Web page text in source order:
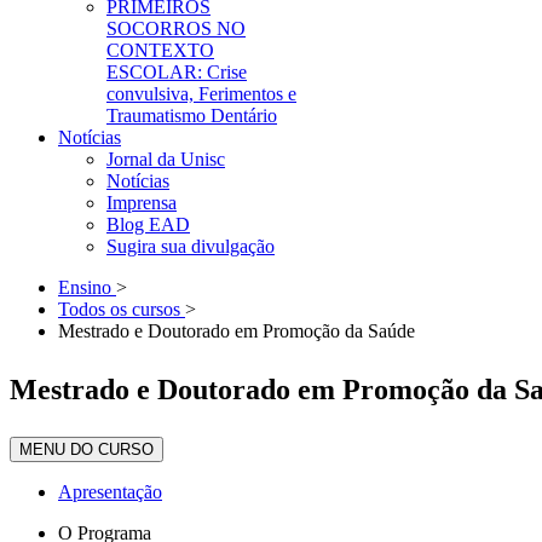
PRIMEIROS
SOCORROS NO
CONTEXTO
ESCOLAR: Crise
convulsiva, Ferimentos e
Traumatismo Dentário
Notícias
Jornal da Unisc
Notícias
Imprensa
Blog EAD
Sugira sua divulgação
Ensino >
Todos os cursos >
Mestrado e Doutorado em Promoção da Saúde
Mestrado e Doutorado em Promoção da
MENU DO CURSO
Apresentação
O Programa